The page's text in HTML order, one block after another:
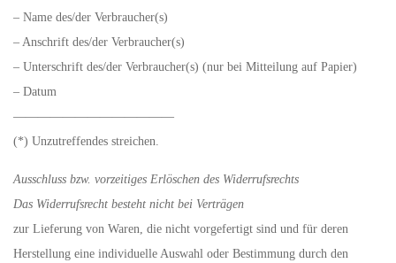
– Name des/der Verbraucher(s)
– Anschrift des/der Verbraucher(s)
– Unterschrift des/der Verbraucher(s) (nur bei Mitteilung auf Papier)
– Datum
—————————————
(*) Unzutreffendes streichen.
Ausschluss bzw. vorzeitiges Erlöschen des Widerrufsrechts
Das Widerrufsrecht besteht nicht bei Verträgen
zur Lieferung von Waren, die nicht vorgefertigt sind und für deren
Herstellung eine individuelle Auswahl oder Bestimmung durch den